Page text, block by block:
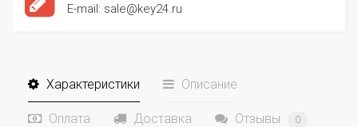
E-mail: sale@key24.ru
Характеристики Описание
Оплата Доставка Отзывы 0